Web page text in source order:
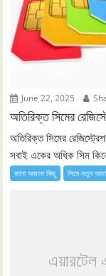
June 22, 2025
অতিরিক্ত সিমের
অতিরিক্ত সিমের
সবাই একের অধিক সিম
জানা অজানা কিছু সিমে নতুন
এয়ারটেল